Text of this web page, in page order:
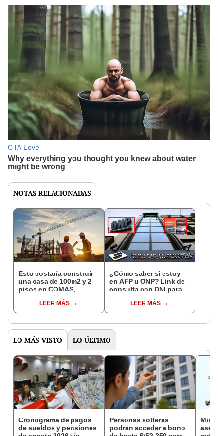
NOTAS RELACIONADAS
Esto costaría construir
una casa de 100m2 y 2
pisos en COMAS,
distritos de LIMA
NORTE
LEER MÁS
¿Cómo saber si estoy
en AFP u ONP? Link de
consulta con DNI para
pensiones estás
LEER MÁS
LO MÁS VISTO LO ÚLTIMO
Cronograma de pagos
de sueldos y pensiones
Personas solteras
podrán acceder a bono